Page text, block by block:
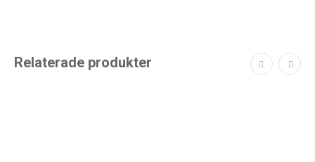
Relaterade produkter